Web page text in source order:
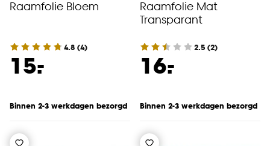
Raamfolie Bloem
4.8 (4)
15.
-
Binnen 2-3 werkdagen bezorgd
Raamfolie Mat
Transparant
2.5 (2)
16.
-
Binnen 2-3 werkdagen bezorgd